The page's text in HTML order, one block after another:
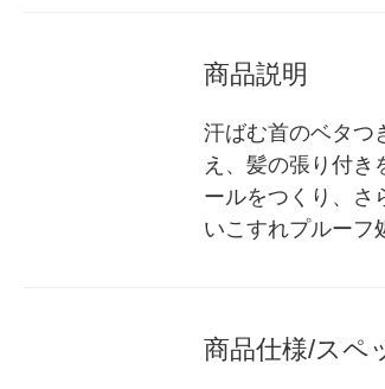
商品説明
汗ばむ首のベタ
え、髪の張り付
ールをつくり、さ
いこすれプルーフ
商品仕様/スペ